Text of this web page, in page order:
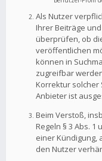
Als Nutzer
Ihrer Beiträge
überprüfen, ob
veröffentlichen
können in
zugreifbar
Korrektur solcher
Anbieter ist
Beim Verstoß,
Regeln § 3 Abs.
einer Kündigung,
den Nutzer